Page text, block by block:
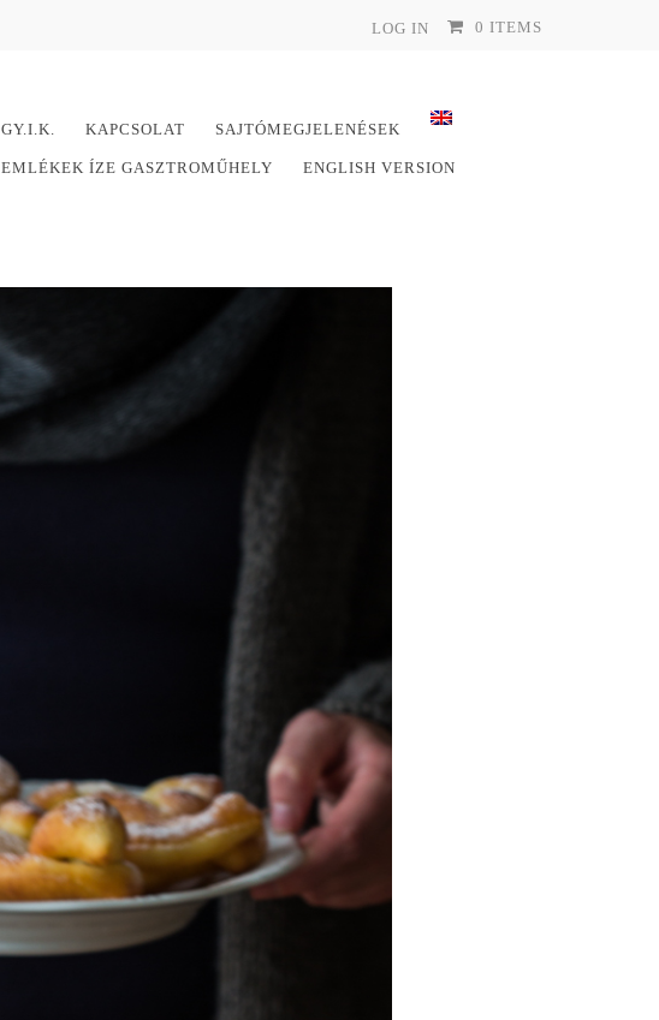
LOG IN 0 ITEMS
GY.I.K. KAPCSOLAT SAJTÓMEGJELENÉSEK
EMLÉKEK ÍZE GASZTROMŰHELY ENGLISH VERSION